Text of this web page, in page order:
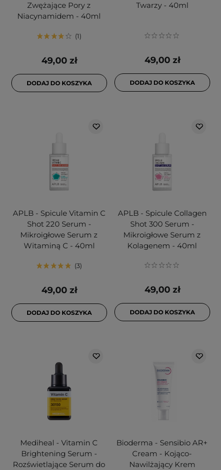
Zwężające Pory z
Niacynamidem - 40ml
1
49,00 zł
DODAJ DO KOSZYKA
Twarzy - 40ml
49,00 zł
DODAJ DO KOSZYKA
APLB - Spicule Vitamin C
Shot 220 Serum -
Mikroigłowe Serum z
Witaminą C - 40ml
3
49,00 zł
DODAJ DO KOSZYKA
APLB - Spicule Collagen
Shot 300 Serum -
Mikroigłowe Serum z
Kolagenem - 40ml
49,00 zł
DODAJ DO KOSZYKA
Mediheal - Vitamin C
Brightening Serum -
Rozświetlające Serum do
Bioderma - Sensibio AR+
Cream - Kojąco-
Nawilżający Krem